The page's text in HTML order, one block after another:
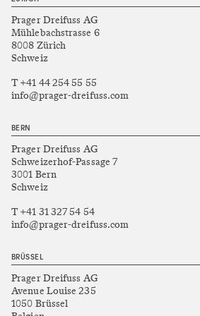
Prager Dreifuss AG
Mühlebachstrasse 6
8008 Zürich
Schweiz
T +41 44 254 55 55
info@prager-dreifuss.com
BERN
Prager Dreifuss AG
Schweizerhof-Passage 7
3001 Bern
Schweiz
T +41 31 327 54 54
info@prager-dreifuss.com
BRÜSSEL
Prager Dreifuss AG
Avenue Louise 235
1050 Brüssel